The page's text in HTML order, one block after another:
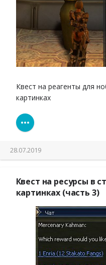
Квест на реагенты для
картинках
28.07.2019
Квест на ресурсы в
картинках (часть 3)